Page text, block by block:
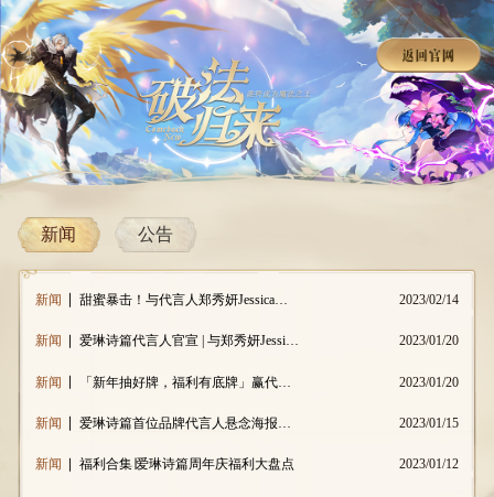
新闻 公告
2023/02/14
新闻 甜蜜暴击！与代言人郑秀妍Jessica进行甜蜜互动
2023/01/20
新闻 爱琳诗篇代言人官宣 | 与郑秀妍Jessica开启新冒险
2023/01/20
新闻 「新年抽好牌，福利有底牌」赢代言人签名照/同名新时装
2023/01/15
新闻 爱琳诗篇首位品牌代言人悬念海报曝光
2023/01/12
新闻 福利合集∣爱琳诗篇周年庆福利大盘点